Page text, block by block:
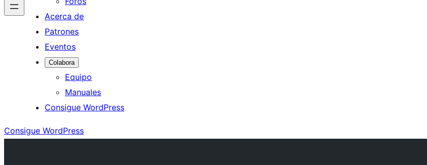
Acerca de
Patrones
Eventos
Colabora
Equipo
Manuales
Consigue WordPress
Consigue WordPress